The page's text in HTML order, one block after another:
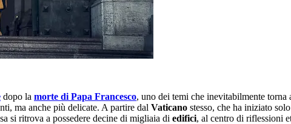
dopo la morte di Papa Francesco, uno dei temi che inevitabilmente torna
ma anche più delicate. A partire dal Vaticano stesso, che ha iniziato
si ritrova a possedere decine di migliaia di edifici, al centro di riflessioni